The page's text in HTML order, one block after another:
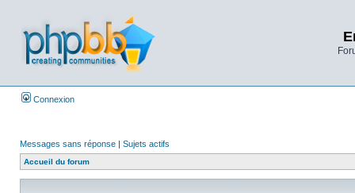
Connexion
Messages sans réponse | Sujets actifs
Accueil du forum